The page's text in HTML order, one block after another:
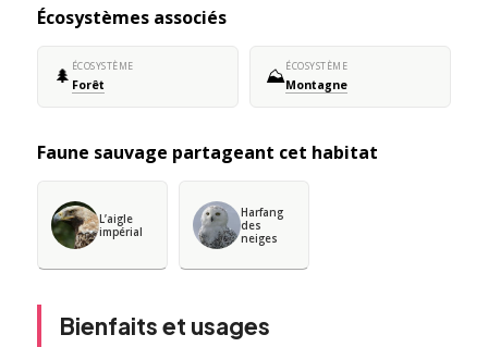
Écosystèmes associés
🌲 ÉCOSYSTÈME
Forêt ⛰️ÉCOSYSTÈME
Montagne
Faune sauvage partageant cet habitat
L’aigle
impérial
Harfang
des
neiges
Bienfaits et usages